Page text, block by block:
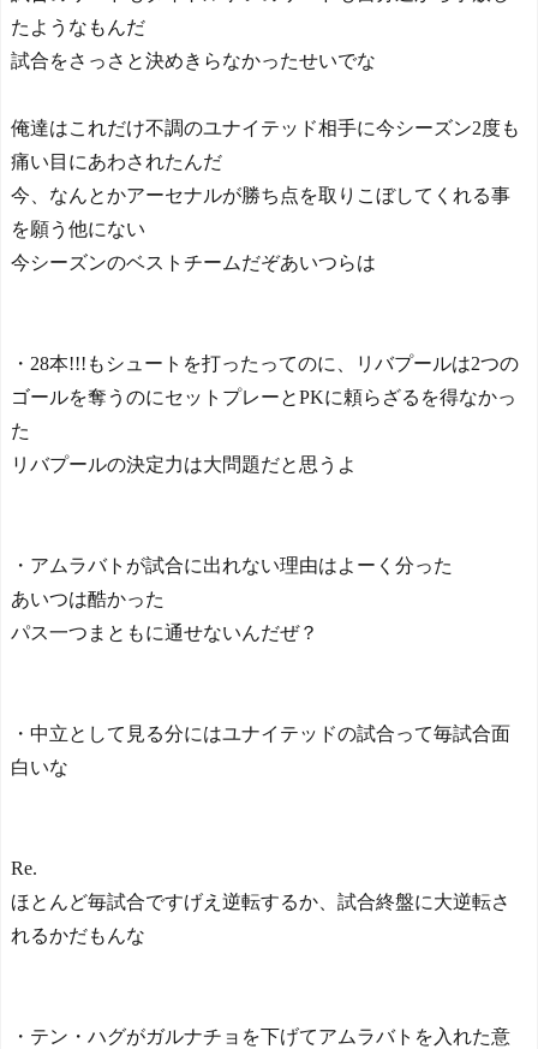
たようなもんだ
試合をさっさと決めきらなかったせいでな
俺達はこれだけ不調のユナイテッド相手に今シーズン2度も
痛い目にあわされたんだ
今、なんとかアーセナルが勝ち点を取りこぼしてくれる事
を願う他にない
今シーズンのベストチームだぞあいつらは
・28本!!!もシュートを打ったってのに、リバプールは2つの
ゴールを奪うのにセットプレーとPKに頼らざるを得なかっ
た
リバプールの決定力は大問題だと思うよ
・アムラバトが試合に出れない理由はよーく分った
あいつは酷かった
パス一つまともに通せないんだぜ？
・中立として見る分にはユナイテッドの試合って毎試合面
白いな
Re.
ほとんど毎試合ですげえ逆転するか、試合終盤に大逆転さ
れるかだもんな
・テン・ハグがガルナチョを下げてアムラバトを入れた意